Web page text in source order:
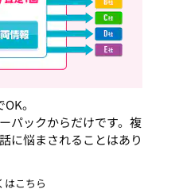
。
パックからだけです。複
に悩まされることはあり
はこちら